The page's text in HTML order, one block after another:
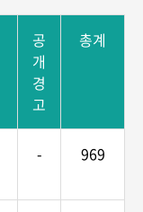
공
개
경
고
총계
- 969